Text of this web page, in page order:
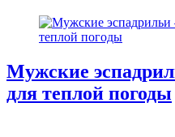
Мужские
для теплой погоды